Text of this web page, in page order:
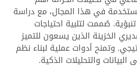
في هذا المجال، مع دراسة
صُممت لتلبية احتياجات
الخزينة الذين يسعون للتميز
وتمنح أدوات عملية لبناء نظم
والتحليلات الذكية.